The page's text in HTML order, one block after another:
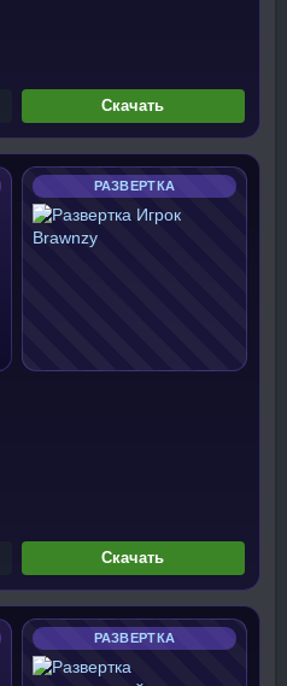
Скачать
РАЗВЕРТКА
Скачать
РАЗВЕРТКА